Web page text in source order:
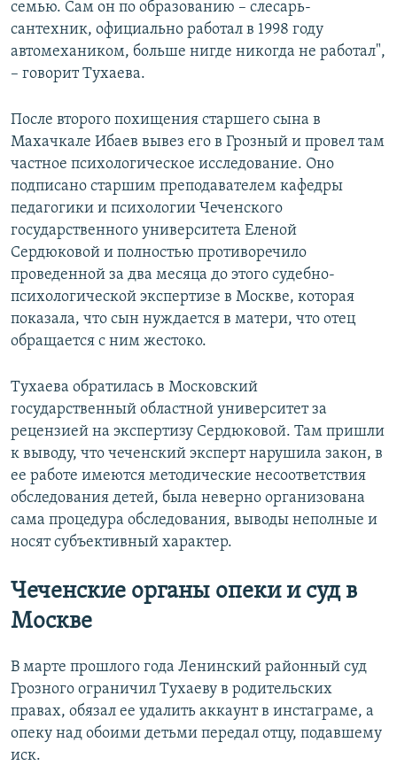
семью. Сам он по образованию – слесарь-
сантехник, официально работал в 1998 году
автомехаником, больше нигде никогда не работал",
– говорит Тухаева.
После второго похищения старшего сына в
Махачкале Ибаев вывез его в Грозный и провел там
частное психологическое исследование. Оно
подписано старшим преподавателем кафедры
педагогики и психологии Чеченского
государственного университета Еленой
Сердюковой и полностью противоречило
проведенной за два месяца до этого судебно-
психологической экспертизе в Москве, которая
показала, что сын нуждается в матери, что отец
обращается с ним жестоко.
Тухаева обратилась в Московский
государственный областной университет за
рецензией на экспертизу Сердюковой. Там пришли
к выводу, что чеченский эксперт нарушила закон, в
ее работе имеются методические несоответствия
обследования детей, была неверно организована
сама процедура обследования, выводы неполные и
носят субъективный характер.
Чеченские органы опеки и суд в
Москве
В марте прошлого года Ленинский районный суд
Грозного ограничил Тухаеву в родительских
правах, обязал ее удалить аккаунт в инстаграме, а
опеку над обоими детьми передал отцу, подавшему
иск.